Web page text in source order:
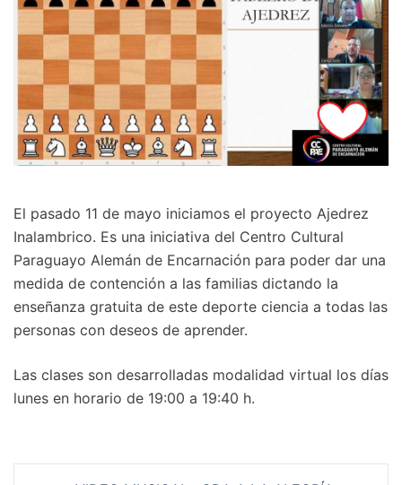
El pasado 11 de mayo iniciamos el proyecto Ajedrez
Inalambrico. Es una iniciativa del Centro Cultural
Paraguayo Alemán de Encarnación para poder dar una
medida de contención a las familias dictando la
enseñanza gratuita de este deporte ciencia a todas las
personas con deseos de aprender.
Las clases son desarrolladas modalidad virtual los días
lunes en horario de 19:00 a 19:40 h.